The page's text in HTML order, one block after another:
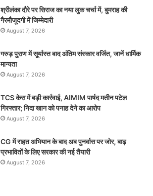
श्रीलंका दौरे पर सिराज का नया लुक चर्चा में, बुमराह की
गैरमौजूदगी में जिम्मेदारी
August 7, 2026
गरुड़ पुराण में सूर्यास्त बाद अंतिम संस्कार वर्जित, जानें धार्मिक
मान्यता
August 7, 2026
TCS केस में बड़ी कार्रवाई, AIMIM पार्षद मतीन पटेल
गिरफ्तार; निदा खान को पनाह देने का आरोप
August 7, 2026
CG में राहत अभियान के बाद अब पुनर्वास पर जोर, बाढ़
प्रभावितों के लिए सरकार की नई तैयारी
August 7, 2026